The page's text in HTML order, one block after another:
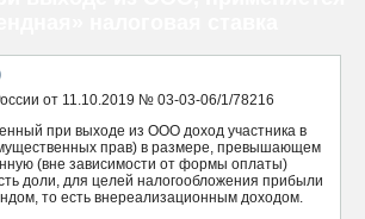
от 11.10.2019 № 03-03-06/1/78216
при выходе из ООО доход участника в
прав) в размере, превышающем
(вне зависимости от формы оплаты)
доли, для целей налогообложения прибыли
то есть внереализационным доходом.